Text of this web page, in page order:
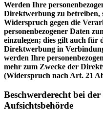
Werden Ihre
Direktwerbung zu betreiben,
Widerspruch gegen die
personenbezogener Daten
einzulegen; dies gilt auch für
Direktwerbung in
werden Ihre
mehr zum Zwecke der
(Widerspruch nach Art. 21
Beschwerderecht bei
Aufsichtsbehörde